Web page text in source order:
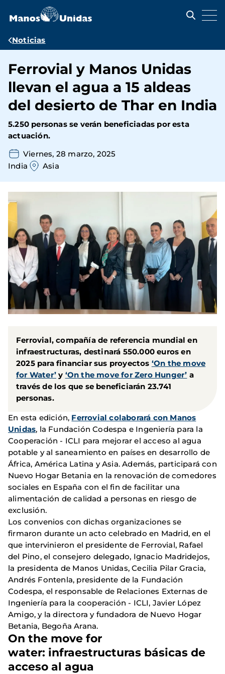
contenido
Ruta
navegación
Noticias
Ferrovial y Manos Unidas
llevan el agua a 15 aldeas
del desierto de Thar en India
5.250 personas se verán beneficiadas por esta
actuación.
Viernes, 28 marzo, 2025
India
Asia
Ferrovial, compañía de referencia mundial en
infraestructuras, destinará 550.000 euros en
2025 para financiar sus proyectos ‘On the move
for Water’ y ‘On the move for Zero Hunger’ a
través de los que se beneficiarán 23.741
personas.
En esta edición, Ferrovialcolaborará con Manos
Unidas, la Fundación Codespa e Ingeniería para la
Cooperación - ICLI para mejorar el acceso al agua
potable y al saneamiento en países en desarrollo de
África, América Latina y Asia. Además, participará con
Nuevo Hogar Betania en la renovación de comedores
sociales en España con el fin de facilitar una
alimentación de calidad a personas en riesgo de
exclusión.
Los convenios con dichas organizaciones se
firmaron durante un acto celebrado en Madrid, en el
que intervinieron el presidente de Ferrovial, Rafael
del Pino, el consejero delegado, Ignacio Madridejos,
la presidenta de Manos Unidas, Cecilia Pilar Gracia,
Andrés Fontenla, presidente de la Fundación
Codespa, el responsable de Relaciones Externas de
Ingeniería para la cooperación - ICLI, Javier López
Amigo, y la directora y fundadora de Nuevo Hogar
Betania, Begoña Arana.
On the move for
water: infraestructuras básicas de
acceso al agua